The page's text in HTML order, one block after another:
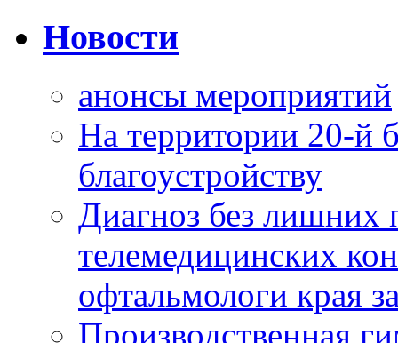
Новости
анонсы мероприятий
На территории 20-й
благоустройству
Диагноз без лишних
телемедицинских
офтальмологи края
Производственная